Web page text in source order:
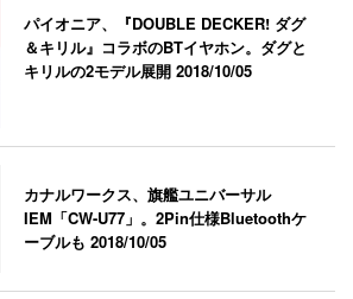
パイオニア、『DOUBLE DECKER! ダグ
＆キリル』コラボのBTイヤホン。ダグと
キリルの2モデル展開2018/10/05
カナルワークス、旗艦ユニバーサル
IEM「CW-U77」。2Pin仕様Bluetoothケ
ーブルも2018/10/05